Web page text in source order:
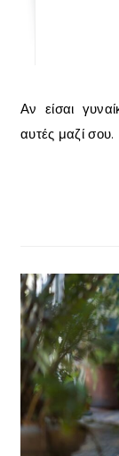
Αν είσαι γυναίκα, θέλω να μοιραστώ τις σκέψεις μου
αυτές μαζί σου.